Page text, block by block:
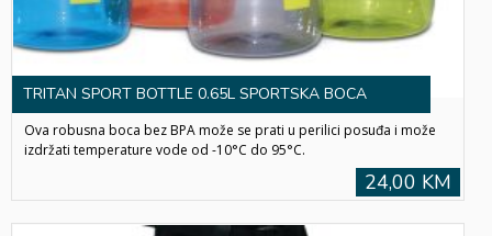
TRITAN SPORT BOTTLE 0.65L SPORTSKA BOCA
Ova robusna boca bez BPA može se prati u perilici posuđa i može
izdržati temperature vode od -10°C do 95°C.
24,00 KM